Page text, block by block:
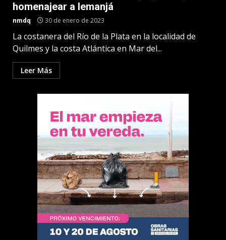
homenajear a Iemanjá
nmdq 30 de enero de 2023
La costanera del Río de la Plata en la localidad de
Quilmes y la costa Atlántica en Mar del...
Leer Más